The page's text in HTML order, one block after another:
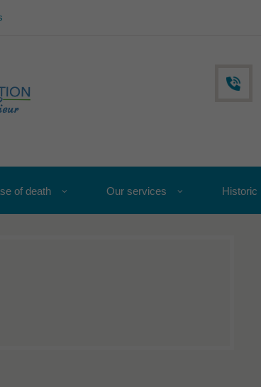
of death Our services Historic